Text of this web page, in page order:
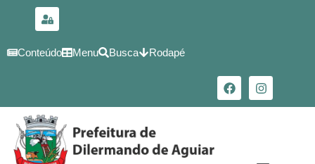
conteúdo
Conteúdo Menu Busca Rodapé